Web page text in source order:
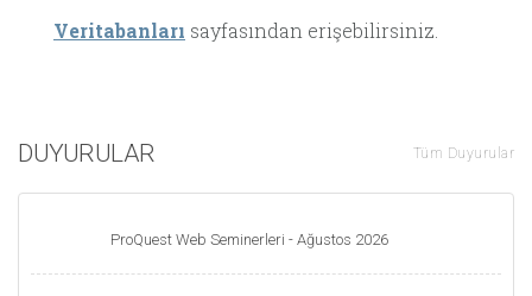
Veritabanları sayfasından erişebilirsiniz.
DUYURULAR Tüm Duyurular
ProQuest Web Seminerleri - Ağustos 2026